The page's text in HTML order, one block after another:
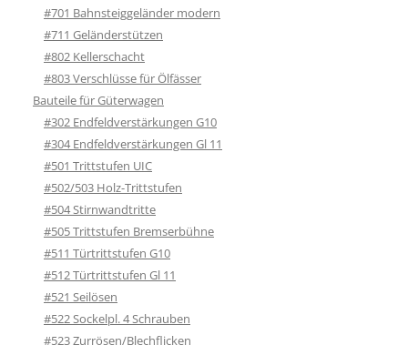
#701 Bahnsteiggeländer modern
#711 Geländerstützen
#802 Kellerschacht
#803 Verschlüsse für Ölfässer
Bauteile für Güterwagen
#302 Endfeldverstärkungen G10
#304 Endfeldverstärkungen Gl 11
#501 Trittstufen UIC
#502/503 Holz-Trittstufen
#504 Stirnwandtritte
#505 Trittstufen Bremserbühne
#511 Türtrittstufen G10
#512 Türtrittstufen Gl 11
#521 Seilösen
#522 Sockelpl. 4 Schrauben
#523 Zurrösen/Blechflicken